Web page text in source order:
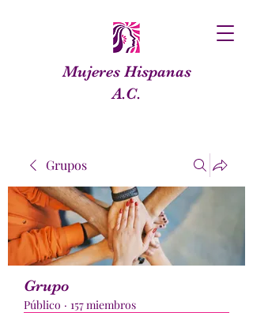
Mujeres Hispanas
A.C.
Grupos
Grupo
Público · 157 miembros